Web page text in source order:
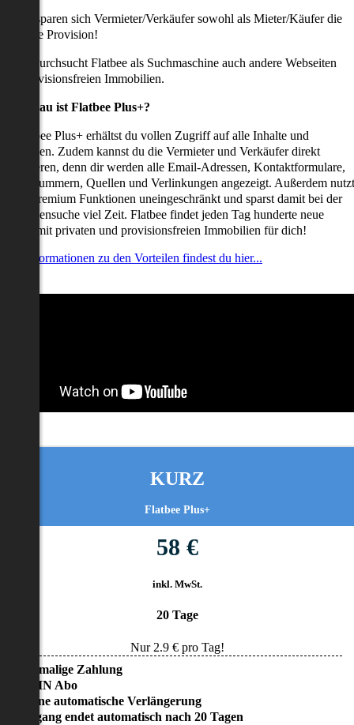
uns sparen sich Vermieter/Verkäufer sowohl als Mieter/Käufer die
Provision!
durchsucht Flatbee als Suchmaschine auch andere Webseiten
provisionsfreien Immobilien.
genau ist Flatbee Plus+?
Flatbee Plus+ erhältst du vollen Zugriff auf alle Inhalte und
Zudem kannst du die Vermieter und Verkäufer direkt
denn dir werden alle Email-Adressen, Kontaktformulare,
Quellen und Verlinkungen angezeigt. Außerdem nutzt
alle Premium Funktionen uneingeschränkt und sparst damit bei der
viel Zeit. Flatbee findet jeden Tag hunderte neue
mit privaten und provisionsfreien Immobilien für dich!
Informationen zu den Vorteilen findest du hier...
KURZ
Flatbee Plus+
58 €
inkl. MwSt.
20 Tage
Nur 2.9€ pro Tag!
• Einmalige Zahlung
• KEIN Abo
• Keine automatische Verlängerung
• Zugang endet automatisch nach 20 Tagen